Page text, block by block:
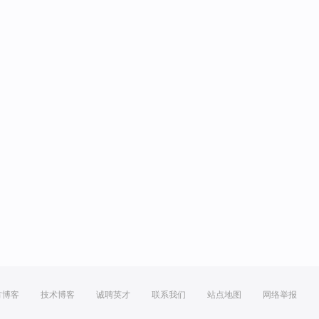
博客 技术博客 诚聘英才 联系我们 站点地图 网络举报